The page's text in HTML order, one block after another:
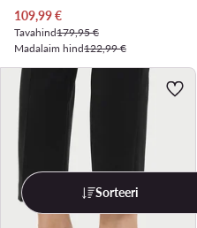
Praegune hind
109,99€
Tavahind179,95 €
Madalaim hind122,99 €
Sorteeri